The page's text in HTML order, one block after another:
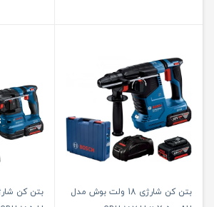
بتن کن شارژی 18 ولت بوش مدل